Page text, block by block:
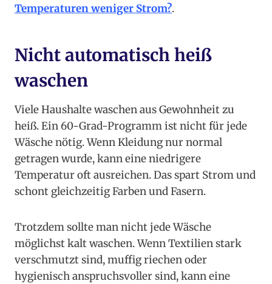
Temperaturen weniger Strom?.
Nicht automatisch heiß
waschen
Viele Haushalte waschen aus Gewohnheit zu
heiß. Ein 60-Grad-Programm ist nicht für jede
Wäsche nötig. Wenn Kleidung nur normal
getragen wurde, kann eine niedrigere
Temperatur oft ausreichen. Das spart Strom und
schont gleichzeitig Farben und Fasern.
Trotzdem sollte man nicht jede Wäsche
möglichst kalt waschen. Wenn Textilien stark
verschmutzt sind, muffig riechen oder
hygienisch anspruchsvoller sind, kann eine